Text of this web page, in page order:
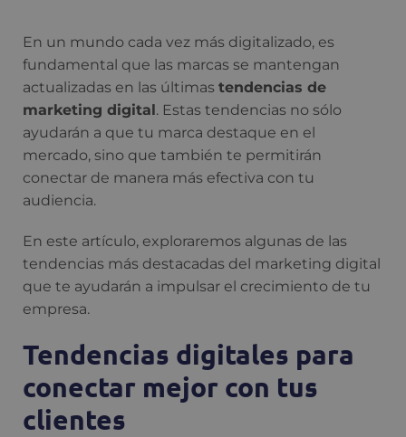
En un mundo cada vez más digitalizado, es
fundamental que las marcas se mantengan
actualizadas en las últimas tendencias de
marketing digital. Estas tendencias no sólo
ayudarán a que tu marca destaque en el
mercado, sino que también te permitirán
conectar de manera más efectiva con tu
audiencia.
En este artículo, exploraremos algunas de las
tendencias más destacadas del marketing digital
que te ayudarán a impulsar el crecimiento de tu
empresa.
Tendencias digitales para
conectar mejor con tus
clientes